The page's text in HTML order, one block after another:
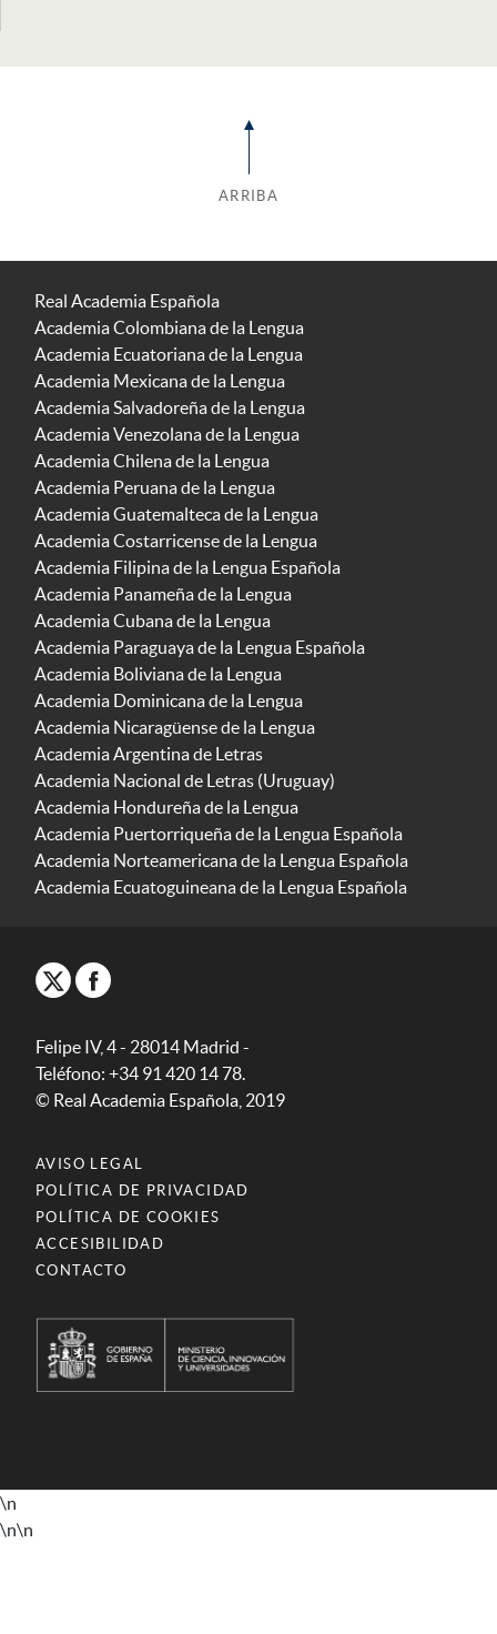
ARRIBA
Real Academia Española
Academia Colombiana de la Lengua
Academia Ecuatoriana de la Lengua
Academia Mexicana de la Lengua
Academia Salvadoreña de la Lengua
Academia Venezolana de la Lengua
Academia Chilena de la Lengua
Academia Peruana de la Lengua
Academia Guatemalteca de la Lengua
Academia Costarricense de la Lengua
Academia Filipina de la Lengua Española
Academia Panameña de la Lengua
Academia Cubana de la Lengua
Academia Paraguaya de la Lengua Española
Academia Boliviana de la Lengua
Academia Dominicana de la Lengua
Academia Nicaragüense de la Lengua
Academia Argentina de Letras
Academia Nacional de Letras (Uruguay)
Academia Hondureña de la Lengua
Academia Puertorriqueña de la Lengua Española
Academia Norteamericana de la Lengua Española
Academia Ecuatoguineana de la Lengua Española
Felipe IV, 4 - 28014 Madrid -
Teléfono: +34 91 420 14 78.
© Real Academia Española, 2019
AVISO LEGAL
POLÍTICA DE PRIVACIDAD
POLÍTICA DE COOKIES
ACCESIBILIDAD
CONTACTO
\n
\n\n